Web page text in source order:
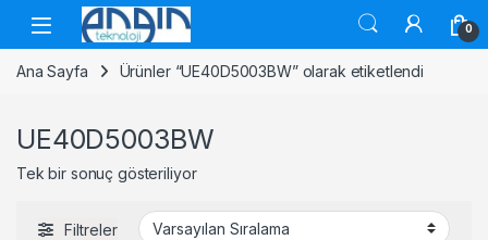
Skip to navigation
Skip to content
0
Ana Sayfa Ürünler “UE40D5003BW” olarak etiketlendi
UE40D5003BW
Tek bir sonuç gösteriliyor
Filtreler